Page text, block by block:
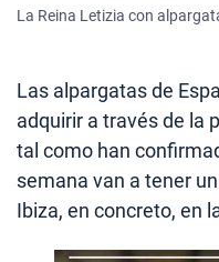
La Reina Letizia con
Las alpargatas de
adquirir a través de la
tal como han
semana van a tener
Ibiza, en concreto, en